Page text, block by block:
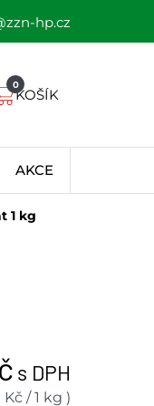
hp.cz
0
KOŠÍK
AKCE
1 kg
s DPH
Kč/1 kg )